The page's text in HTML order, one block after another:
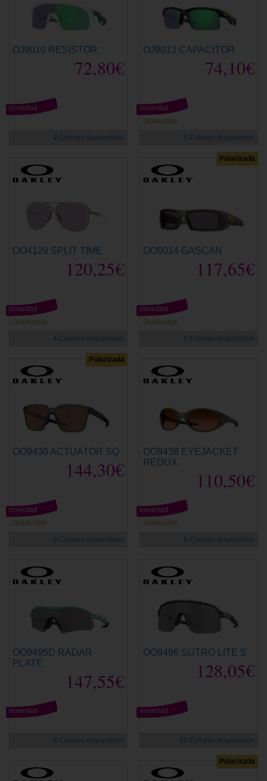
OJ9010 RESISTOR
72,80€
novedad
9 Colores disponibles
OJ9013 CAPACITOR
74,10€
Graduable
novedad
5 Colores disponibles
OO4129 SPLIT TIME
120,25€
Graduable
novedad
4 Colores disponibles
Polarizada
OO9014 GASCAN
117,65€
Graduable
novedad
6 Colores disponibles
Polarizada
OO9430 ACTUATOR SQ
144,30€
Graduable
novedad
6 Colores disponibles
OO9438 EYEJACKET
REDUX
110,50€
Graduable
novedad
8 Colores disponibles
OO9495D RADAR
PLATE
147,55€
novedad
8 Colores disponibles
OO9496 SUTRO LITE S
128,05€
novedad
10 Colores disponibles
Polarizada